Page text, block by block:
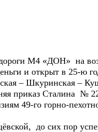
М4 «ДОН» на
и открыт в 25-ю
– Шкуринская –
приказ Сталина
49-го горно-
до сих пор